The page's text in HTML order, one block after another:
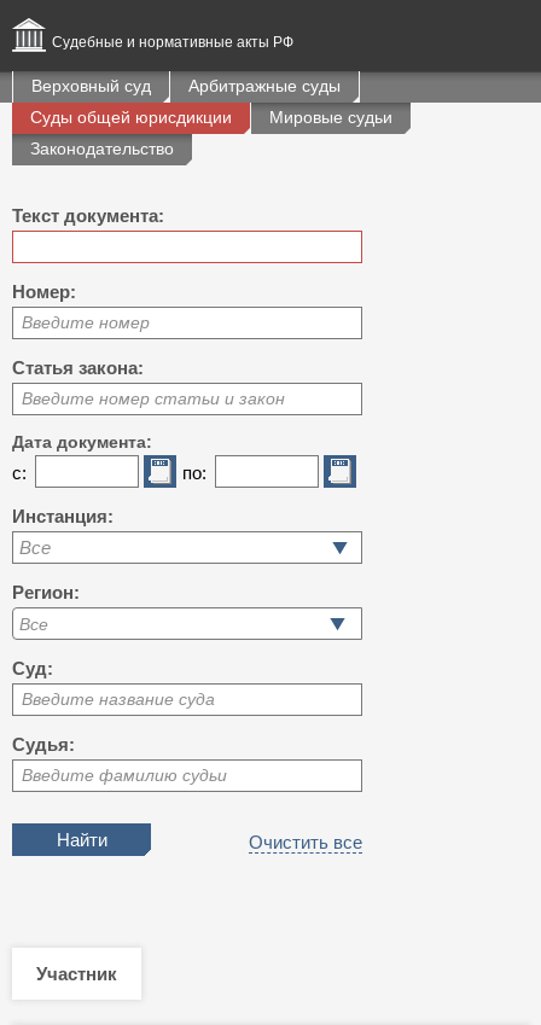
Судебные и нормативные акты РФ
Верховный суд
Арбитражные суды
Суды общей юрисдикции
Мировые судьи
Законодательство
Текст документа:
Номер:
Введите номер
Статья закона:
Введите номер статьи и закон
Дата документа:
с: по:
Инстанция:
Все
Регион:
Суд:
Введите название суда
Судья:
Введите фамилию судьи
Очистить все
Участник